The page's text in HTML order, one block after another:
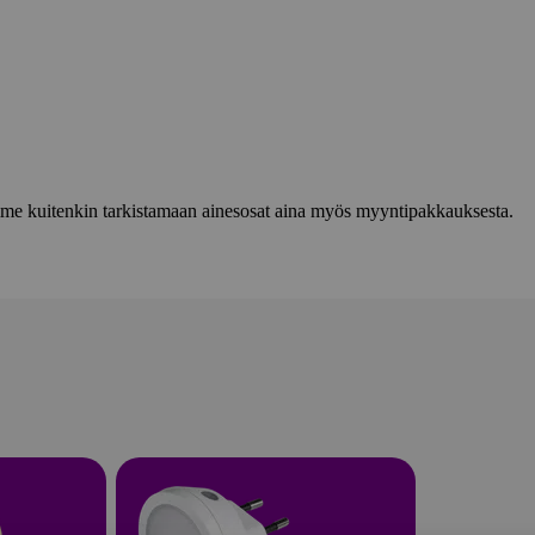
kuitenkin tarkistamaan ainesosat aina myös myyntipakkauksesta.